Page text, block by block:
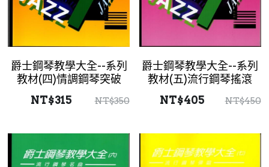
爵士鋼琴教學大全--系列
教材(四)情調鋼琴突破
NT$315
NT$350
爵士鋼琴教學大全--系列
教材(五)流行鋼琴搖滾
NT$405
NT$450